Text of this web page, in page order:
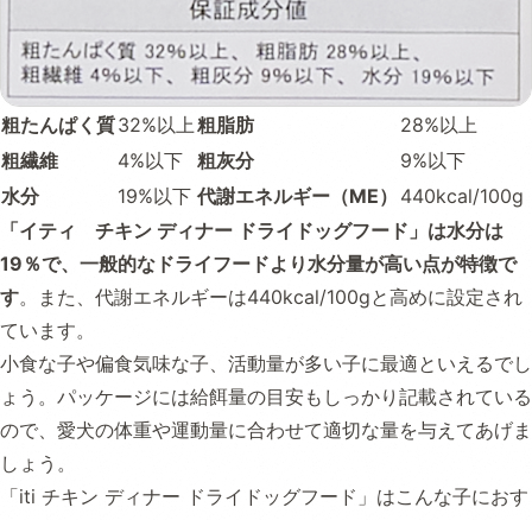
粗たんぱく質32%以上 粗脂肪
28%以上
粗繊維
4%以下 粗灰分
9%以下
水分
19%以下 代謝エネルギー（ME） 440kcal/100g
「イティ チキン ディナー ドライドッグフード」は水分は
19％で、一般的なドライフードより水分量が高い点が特徴で
す。また、代謝エネルギーは440kcal/100gと高めに設定され
ています。
小食な子や偏食気味な子、活動量が多い子に最適といえるでし
ょう。パッケージには給餌量の目安もしっかり記載されている
ので、愛犬の体重や運動量に合わせて適切な量を与えてあげま
しょう。
「iti チキン ディナー ドライドッグフード」はこんな子におす